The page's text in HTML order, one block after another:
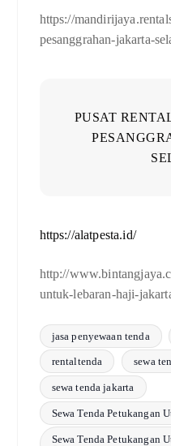
https://
pesanggrahan-jakarta-
PUSAT
https://alatpesta.id/
http://
untuk-lebaran-haji-
jasa penyewaan tenda
rentaltenda sewa
sewa tenda jakarta
Sewa Tenda Petukangan
Sewa Tenda Petukangan